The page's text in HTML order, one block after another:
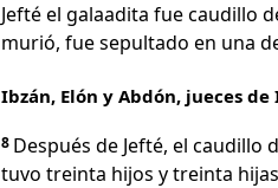
Jefté el galaadita fue caudillo
murió, fue sepultado en una
Ibzán, Elón y Abdón, jueces de
8 Después de Jefté, el caudillo
tuvo treinta hijos y treinta